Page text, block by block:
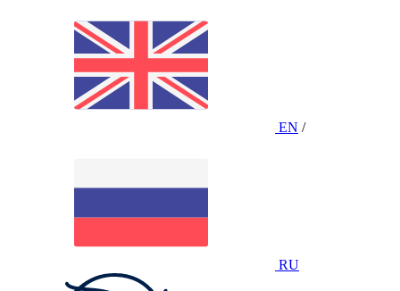
EN /
RU